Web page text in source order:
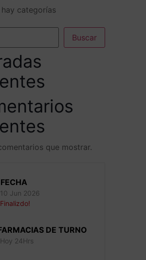
categorías
Buscar
que mostrar.
FECHA
10 Jun 2026
Finalizdo!
DE TURNO
Hoy 24Hrs